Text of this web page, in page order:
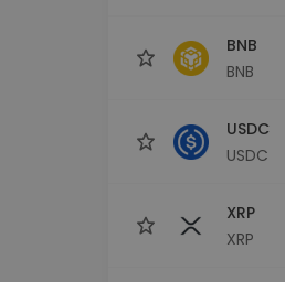
BNB
BNB
USDC
USDC
XRP
XRP